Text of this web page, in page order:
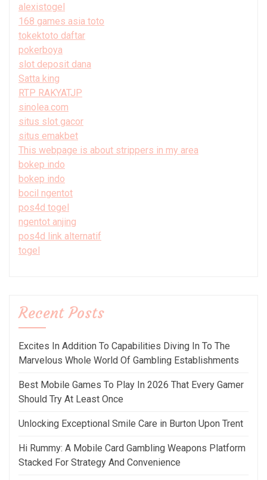
alexistogel
168 games asia toto
tokektoto daftar
pokerboya
slot deposit dana
Satta king
RTP RAKYATJP
sinolea.com
situs slot gacor
situs emakbet
This webpage is about strippers in my area
bokep indo
bokep indo
bocil ngentot
pos4d togel
ngentot anjing
pos4d link alternatif
togel
Recent Posts
Excites In Addition To Capabilities Diving In To The
Marvelous Whole World Of Gambling Establishments
Best Mobile Games To Play In 2026 That Every Gamer
Should Try At Least Once
Unlocking Exceptional Smile Care in Burton Upon Trent
Hi Rummy: A Mobile Card Gambling Weapons Platform
Stacked For Strategy And Convenience